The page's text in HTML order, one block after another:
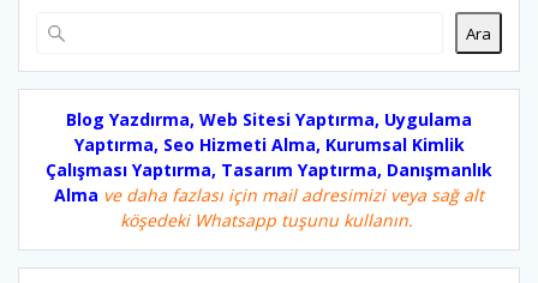
Ara
Blog Yazdırma, Web Sitesi Yaptırma, Uygulama
Yaptırma, Seo Hizmeti Alma, Kurumsal Kimlik
Çalışması Yaptırma, Tasarım Yaptırma, Danışmanlık
Alma ve daha fazlası için mail adresimizi veya sağ alt
köşedeki Whatsapp tuşunu kullanın.